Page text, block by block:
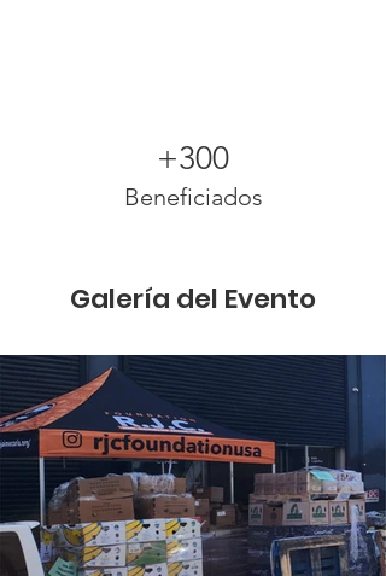
+300
Beneficiados
Galería del Evento